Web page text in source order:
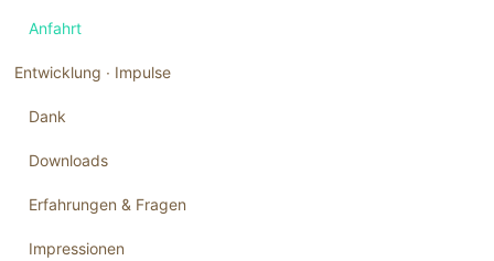
Anfahrt
Entwicklung ∙ Impulse
Dank
Downloads
Erfahrungen & Fragen
Impressionen